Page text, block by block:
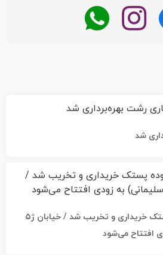
شد
۳ باب مغازه محدوده پستک خریداری و تخریب شد / خیابان ژ۵
افتتاح می‌شود